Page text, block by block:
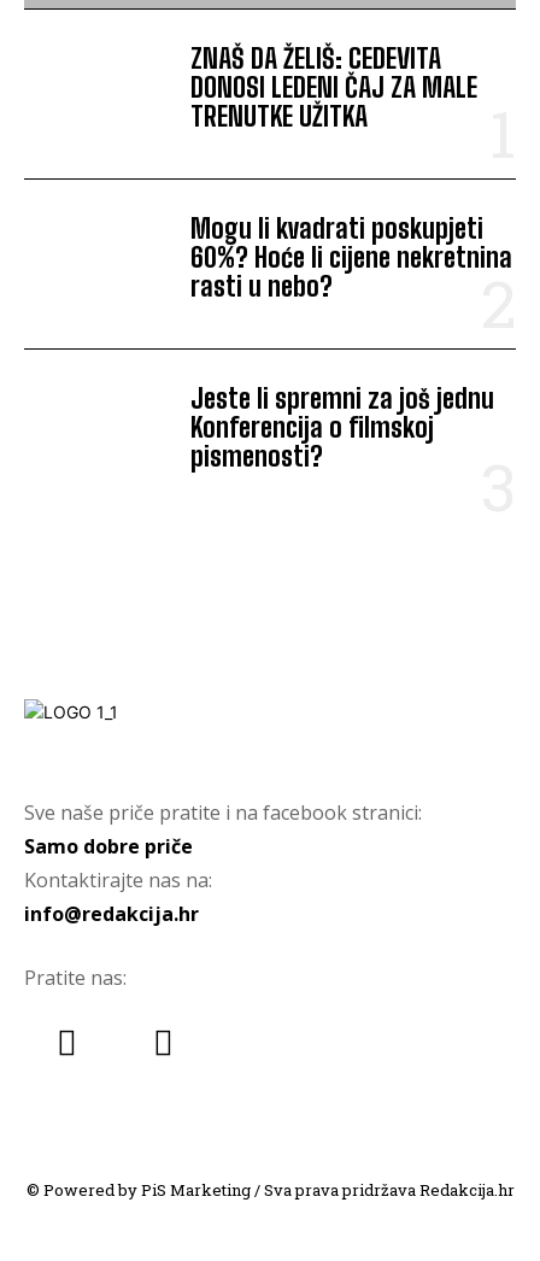
ZNAŠ DA ŽELIŠ: CEDEVITA
DONOSI LEDENI ČAJ ZA MALE
TRENUTKE UŽITKA
Mogu li kvadrati poskupjeti
60%? Hoće li cijene nekretnina
rasti u nebo?
Jeste li spremni za još jednu
Konferencija o filmskoj
pismenosti?
Sve naše priče pratite i na facebook stranici:
Samo dobre priče
Kontaktirajte nas na:
info@redakcija.hr
Pratite nas:
© Powered by PiS Marketing / Sva prava pridržava Redakcija.hr